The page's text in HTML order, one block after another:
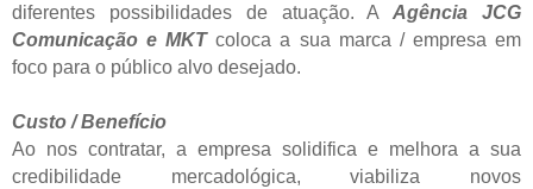
diferentes possibilidades de atuação. AAgência
JCG
Comunicação e MKTcoloca a sua marca / empresa em
foco para o público alvo desejado.
Custo / Benefício
Ao nos contratar, a empresa solidifica e melhora a sua
credibilidade mercadológica, viabiliza novos